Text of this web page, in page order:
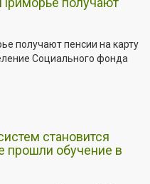
получают пенсии на карту
Социального фонда
становится
прошли обучение в